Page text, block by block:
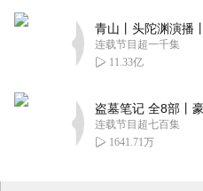
连载节目超一千集
11.33亿
连载节目超七百集
1641.71万